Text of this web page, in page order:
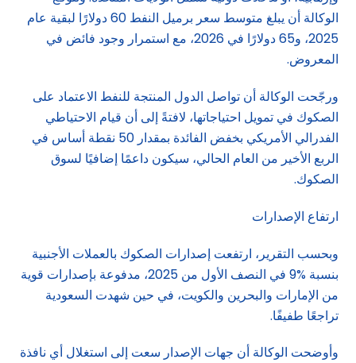
الوكالة أن يبلغ متوسط سعر برميل النفط 60 دولارًا لبقية عام
2025، و65 دولارًا في 2026، مع استمرار وجود فائض في
المعروض.
ورجّحت الوكالة أن تواصل الدول المنتجة للنفط الاعتماد على
الصكوك في تمويل احتياجاتها، لافتةً إلى أن قيام الاحتياطي
الفدرالي الأمريكي بخفض الفائدة بمقدار 50 نقطة أساس في
الربع الأخير من العام الحالي، سيكون داعمًا إضافيًا لسوق
الصكوك.
ارتفاع الإصدارات
وبحسب التقرير، ارتفعت إصدارات الصكوك بالعملات الأجنبية
بنسبة %9 في النصف الأول من 2025، مدفوعة بإصدارات قوية
من الإمارات والبحرين والكويت، في حين شهدت السعودية
تراجعًا طفيفًا.
وأوضحت الوكالة أن جهات الإصدار سعت إلى استغلال أي نافذة